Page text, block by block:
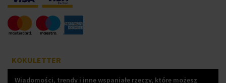
KOKULETTER
Wiadomości, trendy i inne wspaniałe rzeczy, które możesz